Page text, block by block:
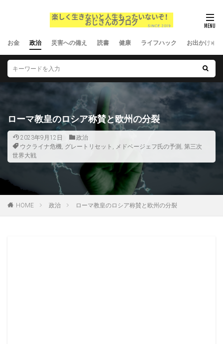
お金 政治 災害への備え 読書 健康 ライフハック お出かけ
ローマ教皇のロシア称賛と欧州の分裂
2023年9月12日
政治
ウクライナ危機, グレートリセット , メドベージェフ氏の予測 , 第三次
世界大戦
HOME 政治 ローマ教皇のロシア称賛と欧州の分裂